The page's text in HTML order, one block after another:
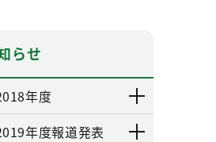
らせ
年度
年度報道発表